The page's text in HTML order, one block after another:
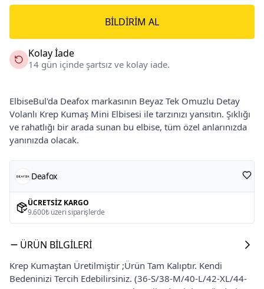
BILDIRIM AL
Kolay İade
14 gün içinde şartsız ve kolay iade.
ElbiseBul'da Deafox markasının Beyaz Tek Omuzlu Detay
Volanlı Krep Kumaş Mini Elbisesi ile tarzınızı yansıtın. Şıklığı
ve rahatlığı bir arada sunan bu elbise, tüm özel anlarınızda
yanınızda olacak.
Deafox
ÜCRETSIZ KARGO
9.600₺ üzeri siparişlerde
ÜRÜN BILGILERI
Krep Kumaştan Üretilmiştir ;Ürün Tam Kalıptır. Kendi
Bedeninizi Tercih Edebilirsiniz. (36-S/38-M/40-L/42-XL/44-